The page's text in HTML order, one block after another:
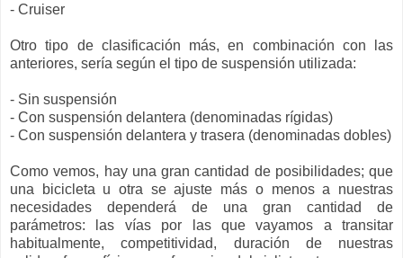
- Cruiser
Otro tipo de clasificación más, en combinación con las
anteriores, sería según el tipo de suspensión utilizada:
- Sin suspensión
- Con suspensión delantera (denominadas rígidas)
- Con suspensión delantera y trasera (denominadas dobles)
Como vemos, hay una gran cantidad de posibilidades; que
una bicicleta u otra se ajuste más o menos a nuestras
necesidades dependerá de una gran cantidad de
parámetros: las vías por las que vayamos a transitar
habitualmente, competitividad, duración de nuestras